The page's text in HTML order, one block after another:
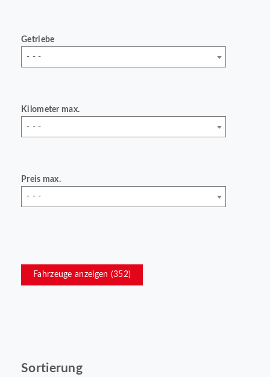
Getriebe
- - -
Kilometer max.
- - -
Preis max.
- - -
Fahrzeuge anzeigen (352)
Sortierung